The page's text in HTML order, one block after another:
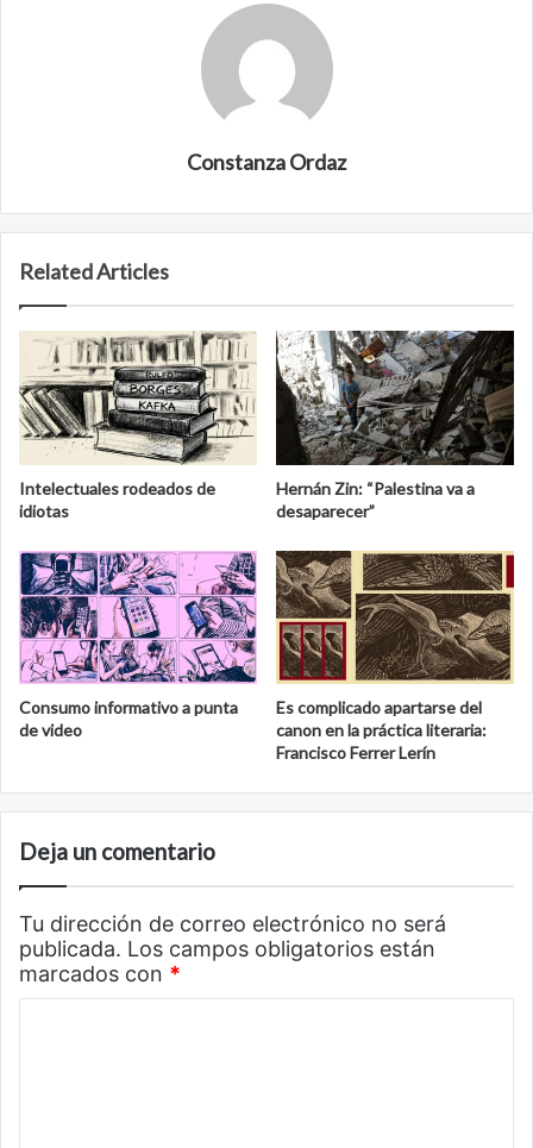
Constanza Ordaz
Related Articles
Intelectuales rodeados de
idiotas
Hernán Zin: “Palestina va a
desaparecer”
Consumo informativo a punta
de video
Es complicado apartarse del
canon en la práctica literaria:
Francisco Ferrer Lerín
Deja un comentario
Tu dirección de correo electrónico no será
publicada. Los campos obligatorios están
marcados con *